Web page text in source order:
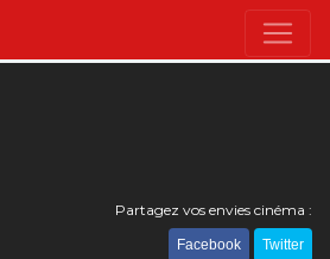
Partagez vos envies cinéma :
Facebook Twitter